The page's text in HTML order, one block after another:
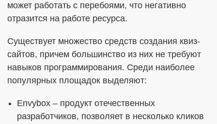
может работать с перебоями, что негативно
отразится на работе ресурса.
Существует множество средств создания квиз-
сайтов, причем большинство из них не требуют
навыков программирования. Среди наиболее
популярных площадок выделяют:
Envybox – продукт отечественных
разработчиков, позволяет в несколько кликов